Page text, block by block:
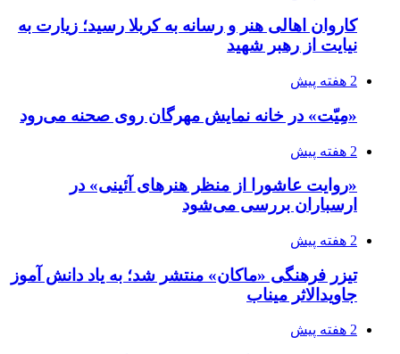
کاروان اهالی هنر و رسانه به کربلا رسید؛ زیارت به
نیایت از رهبر شهید
2 هفته پیش
«مِیّت» در خانه نمایش مهرگان روی صحنه می‌رود
2 هفته پیش
«روایت عاشورا از منظر هنرهای آئینی» در
ارسباران بررسی می‌شود
2 هفته پیش
تیزر فرهنگی «ماکان» منتشر شد؛ به یاد دانش آموز
جاویدالاثر میناب
2 هفته پیش